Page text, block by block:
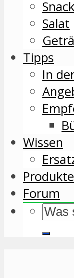
Snack
Salat
Tipps
In
Wissen
Produkte
Forum